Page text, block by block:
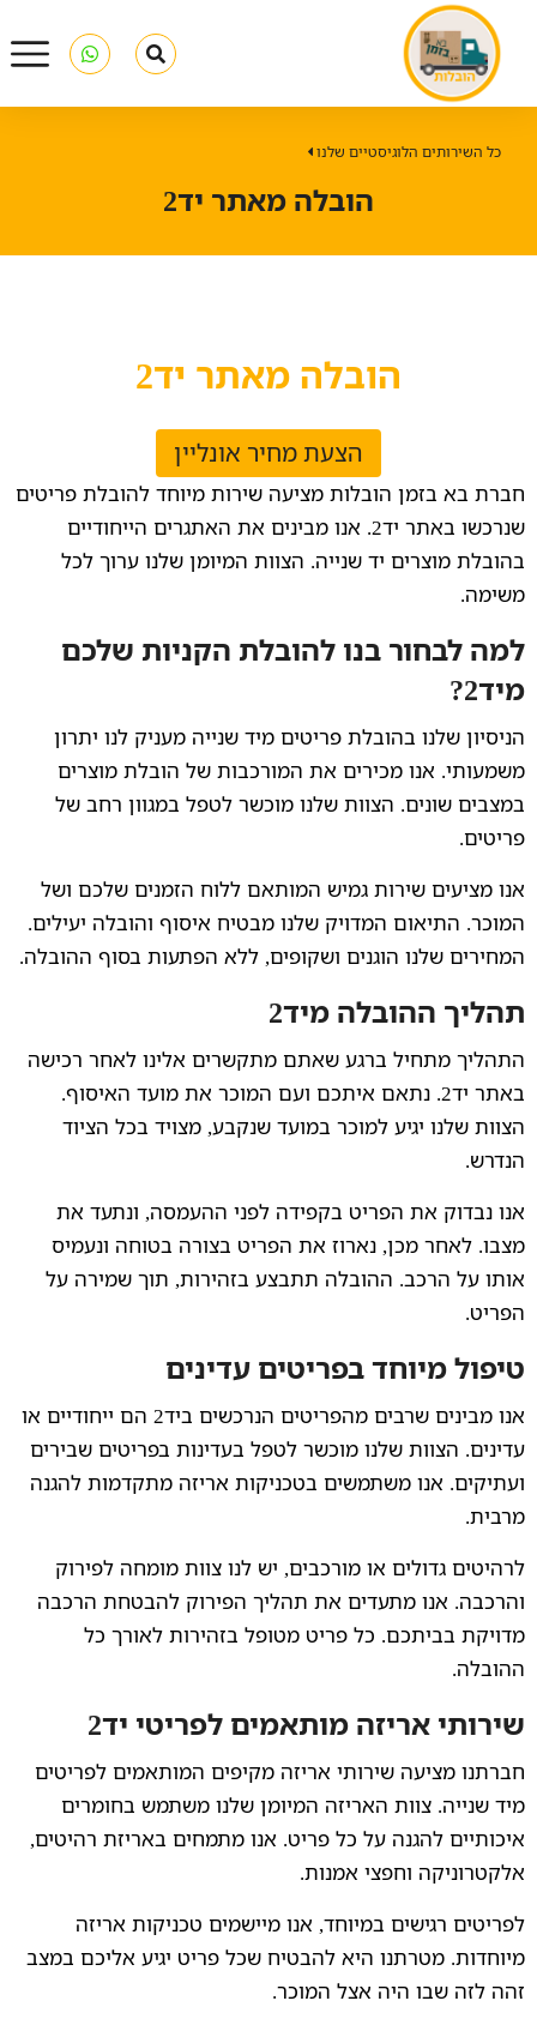
כל השירותים הלוגיסטיים שלנו
הובלה מאתר יד2
הובלה מאתר יד2
הצעת מחיר אונליין
חברת בא בזמן הובלות מציעה שירות מיוחד להובלת פריטים
שנרכשו באתר יד2. אנו מבינים את האתגרים הייחודיים
בהובלת מוצרים יד שנייה. הצוות המיומן שלנו ערוך לכל
משימה.
למה לבחור בנו להובלת הקניות שלכם
מיד2?
הניסיון שלנו בהובלת פריטים מיד שנייה מעניק לנו יתרון
משמעותי. אנו מכירים את המורכבות של הובלת מוצרים
במצבים שונים. הצוות שלנו מוכשר לטפל במגוון רחב של
פריטים.
אנו מציעים שירות גמיש המותאם ללוח הזמנים שלכם ושל
המוכר. התיאום המדויק שלנו מבטיח איסוף והובלה יעילים.
המחירים שלנו הוגנים ושקופים, ללא הפתעות בסוף ההובלה.
תהליך ההובלה מיד2
התהליך מתחיל ברגע שאתם מתקשרים אלינו לאחר רכישה
באתר יד2. נתאם איתכם ועם המוכר את מועד האיסוף.
הצוות שלנו יגיע למוכר במועד שנקבע, מצויד בכל הציוד
הנדרש.
אנו נבדוק את הפריט בקפידה לפני ההעמסה, ונתעד את
מצבו. לאחר מכן, נארוז את הפריט בצורה בטוחה ונעמיס
אותו על הרכב. ההובלה תתבצע בזהירות, תוך שמירה על
הפריט.
טיפול מיוחד בפריטים עדינים
אנו מבינים שרבים מהפריטים הנרכשים ביד2 הם ייחודיים או
עדינים. הצוות שלנו מוכשר לטפל בעדינות בפריטים שבירים
ועתיקים. אנו משתמשים בטכניקות אריזה מתקדמות להגנה
מרבית.
לרהיטים גדולים או מורכבים, יש לנו צוות מומחה לפירוק
והרכבה. אנו מתעדים את תהליך הפירוק להבטחת הרכבה
מדויקת בביתכם. כל פריט מטופל בזהירות לאורך כל
ההובלה.
שירותי אריזה מותאמים לפריטי יד2
חברתנו מציעה שירותי אריזה מקיפים המותאמים לפריטים
מיד שנייה. צוות האריזה המיומן שלנו משתמש בחומרים
איכותיים להגנה על כל פריט. אנו מתמחים באריזת רהיטים,
אלקטרוניקה וחפצי אמנות.
לפריטים רגישים במיוחד, אנו מיישמים טכניקות אריזה
מיוחדות. מטרתנו היא להבטיח שכל פריט יגיע אליכם במצב
זהה לזה שבו היה אצל המוכר.